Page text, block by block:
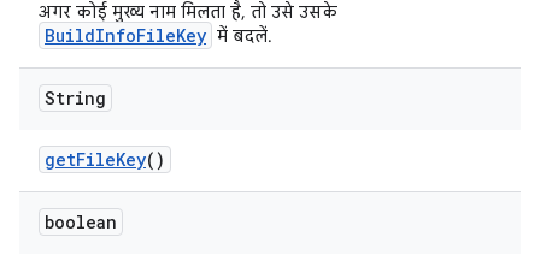
अगर कोई मुख्य नाम मिलता है, तो उसे उसके
BuildInfoFileKey में बदलें.
String
getFileKey()
boolean